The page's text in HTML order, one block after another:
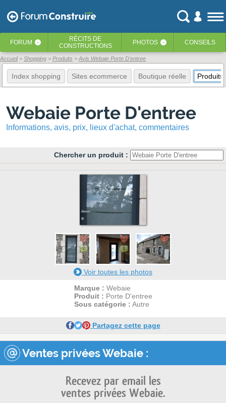
FORUM ‹ RÉCITS DE
CONSTRUCTIONS
PHOTOS ‹ CONSEILS
Accueil Shopping Produits Avis Webaie Porte D'entree
Index shopping Sites ecommerce Boutique réelle Produits
Webaie Porte D'entree
Informations, avis, prix, lieux d'achat, commentaires
Chercher un produit :
22
2
2
1
1
Voir toutes les photos
Marque : Webaie
Produit : Porte D'entree
Sous catégorie : Autre
Partagez cette page
Ventes privées Webaie :
Recevez par email les
ventes privées Webaie.